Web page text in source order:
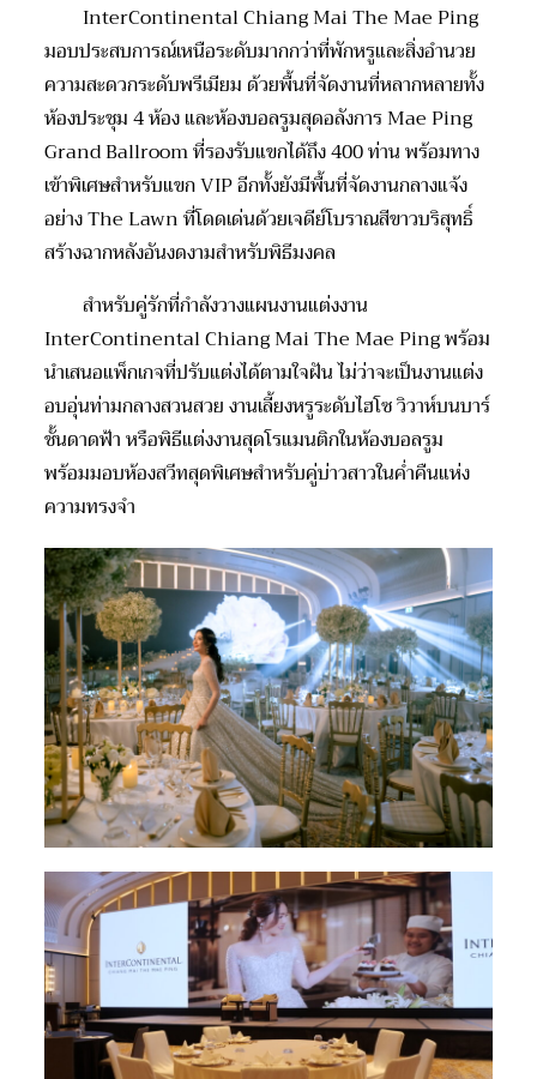
InterContinental Chiang Mai The Mae Ping
มอบประสบการณ์เหนือระดับมากกว่าที่พักหรูและสิ่งอำนวย
ความสะดวกระดับพรีเมียม ด้วยพื้นที่จัดงานที่หลากหลายทั้ง
ห้องประชุม 4 ห้อง และห้องบอลรูมสุดอลังการ Mae Ping
Grand Ballroom ที่รองรับแขกได้ถึง 400 ท่าน พร้อมทาง
เข้าพิเศษสำหรับแขก VIP อีกทั้งยังมีพื้นที่จัดงานกลางแจ้ง
อย่าง The Lawn ที่โดดเด่นด้วยเจดีย์โบราณสีขาวบริสุทธิ์
สร้างฉากหลังอันงดงามสำหรับพิธีมงคล
สำหรับคู่รักที่กำลังวางแผนงานแต่งงาน
InterContinental Chiang Mai The Mae Ping พร้อม
นำเสนอแพ็กเกจที่ปรับแต่งได้ตามใจฝัน ไม่ว่าจะเป็นงานแต่ง
อบอุ่นท่ามกลางสวนสวย งานเลี้ยงหรูระดับไฮโซ วิวาห์บนบาร์
ชั้นดาดฟ้า หรือพิธีแต่งงานสุดโรแมนติกในห้องบอลรูม
พร้อมมอบห้องสวีทสุดพิเศษสำหรับคู่บ่าวสาวในค่ำคืนแห่ง
ความทรงจำ